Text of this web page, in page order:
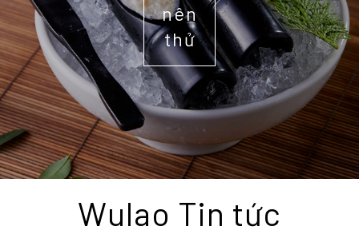
nên
thử
Wulao Tin tức